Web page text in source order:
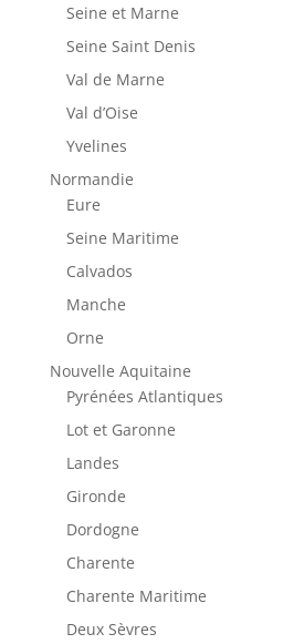
Seine et Marne
Seine Saint Denis
Val de Marne
Val d’Oise
Yvelines
Normandie
Eure
Seine Maritime
Calvados
Manche
Orne
Nouvelle Aquitaine
Pyrénées Atlantiques
Lot et Garonne
Landes
Gironde
Dordogne
Charente
Charente Maritime
Deux Sèvres